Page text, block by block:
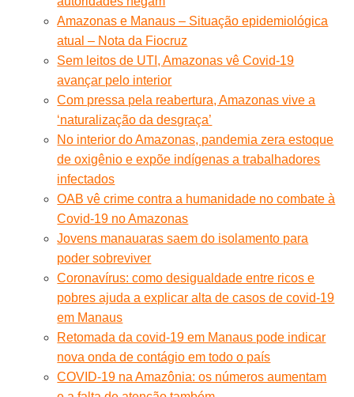
Amazonas e Manaus – Situação epidemiológica
atual – Nota da Fiocruz
Sem leitos de UTI, Amazonas vê Covid-19
avançar pelo interior
Com pressa pela reabertura, Amazonas vive a
‘naturalização da desgraça’
No interior do Amazonas, pandemia zera estoque
de oxigênio e expõe indígenas a trabalhadores
infectados
OAB vê crime contra a humanidade no combate à
Covid-19 no Amazonas
Jovens manauaras saem do isolamento para
poder sobreviver
Coronavírus: como desigualdade entre ricos e
pobres ajuda a explicar alta de casos de covid-19
em Manaus
Retomada da covid-19 em Manaus pode indicar
nova onda de contágio em todo o país
COVID-19 na Amazônia: os números aumentam